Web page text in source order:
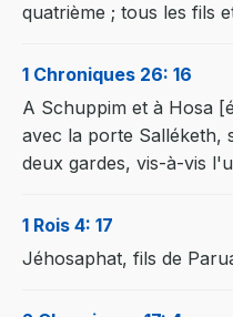
quatrième ; tous les fils
1 Chroniques 26: 16
A Schuppim et à Hosa
avec la porte Salléketh,
deux gardes, vis-à-vis
1 Rois 4: 17
Jéhosaphat, fils de